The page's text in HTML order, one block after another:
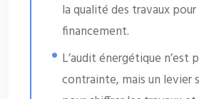
la qualité des travaux pour
financement.
L’audit énergétique n’est
contrainte, mais un levier